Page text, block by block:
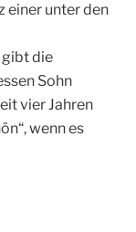
einer unter den
gibt die
Sohn
vier Jahren
wenn es